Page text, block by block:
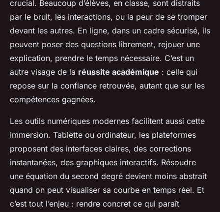
crucial. Beaucoup d’élèves, en classe, sont distraits
par le bruit, les interactions, ou la peur de se tromper
devant les autres. En ligne, dans un cadre sécurisé, ils
peuvent poser des questions librement, rejouer une
explication, prendre le temps nécessaire. C’est un
autre visage de la réussite académique : celle qui
repose sur la confiance retrouvée, autant que sur les
compétences gagnées.
Les outils numériques modernes facilitent aussi cette
immersion. Tablette ou ordinateur, les plateformes
proposent des interfaces claires, des corrections
instantanées, des graphiques interactifs. Résoudre
une équation du second degré devient moins abstrait
quand on peut visualiser sa courbe en temps réel. Et
c’est tout l’enjeu : rendre concret ce qui paraît